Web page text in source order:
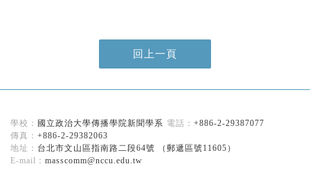
回上一頁
國立政治大學傳播學院新聞學系
+886-2-29387077
+886-2-29382063
台北市文山區指南路二段64號 （郵遞區號11605）
masscomm@nccu.edu.tw